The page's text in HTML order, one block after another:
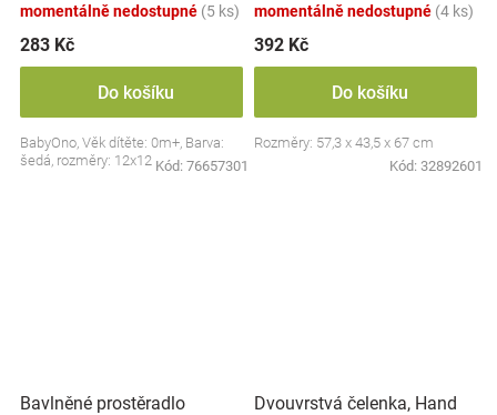
momentálně nedostupné (5 ks)
283 Kč
Do košíku
BabyOno, Věk dítěte: 0m+, Barva:
šedá, rozměry: 12x12 cm.
Kód: 76657301
momentálně nedostupné (4 ks)
392 Kč
Do košíku
Rozměry: 57,3 x 43,5 x 67 cm
Kód: 32892601
Bavlněné prostěradlo
Dvouvrstvá čelenka, Hand